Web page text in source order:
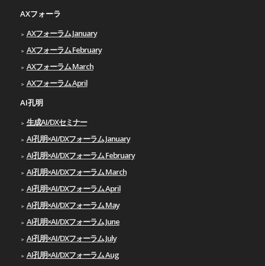
AXフォーラ
AXフォーラム January
AXフォーラム February
AXフォーラム March
AXフォーラム April
AI孔明
生成AI/DXセミナー
AI孔明×AI/DXフォーラム January
AI孔明×AI/DXフォーラム February
AI孔明×AI/DXフォーラム March
AI孔明×AI/DXフォーラム April
AI孔明×AI/DXフォーラム May
AI孔明×AI/DXフォーラム June
AI孔明×AI/DXフォーラム July
AI孔明×AI/DXフォーラム Aug